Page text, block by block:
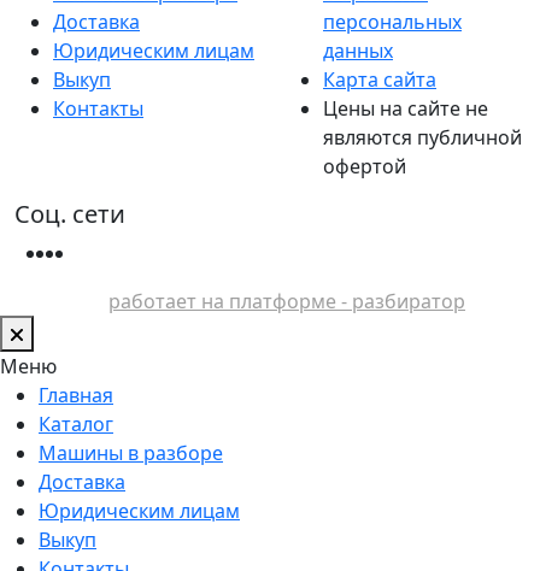
Доставка
Юридическим лицам
Выкуп
Контакты
персональных
данных
Карта сайта
Цены на сайте не
являются публичной
офертой
Соц. сети
работает на платформе - разбиратор
Меню
Главная
Каталог
Машины в разборе
Доставка
Юридическим лицам
Выкуп